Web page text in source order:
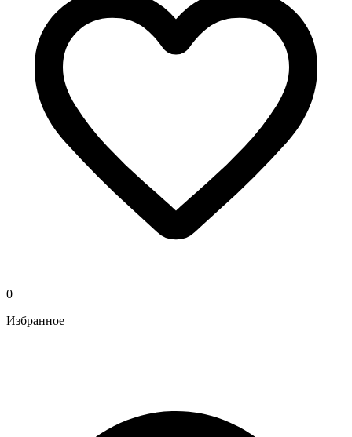
0
Избранное